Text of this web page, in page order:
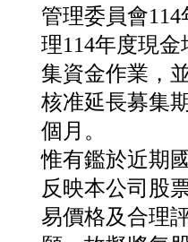
管理委員會114
理114年度現金
集資金作業，
核准延長募集
個月。
惟有鑑於近期
反映本公司股
易價格及合理